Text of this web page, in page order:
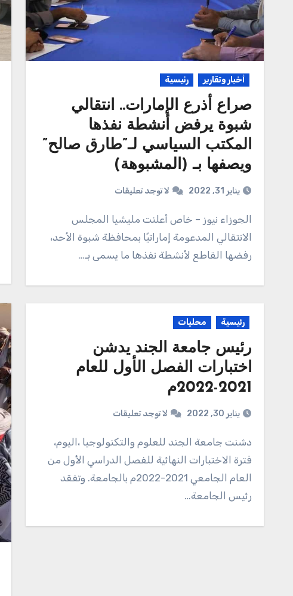
أخبار وتقارير رئيسية
صراع أذرع الإمارات.. انتقالي
شبوة يرفض أنشطة نفذها
المكتب السياسي لـ”طارق صالح”
ويصفها بـ (المشبوهة)
يناير 31, 2022 لا توجد تعليقات
الانتقالي المدعومة إماراتيًا بمحافظة شبوة الأحد،
رفضها القاطع لأنشطة نفذها ما يسمى بـ…
رئيسية محليات
رئيس جامعة الجند يدشن
اختبارات الفصل الأول للعام
2021-2022م
يناير 30, 2022 لا توجد تعليقات
دشنت جامعة الجند للعلوم والتكنولوجيا ،اليوم،
فترة الاختبارات النهائية للفصل الدراسي الأول من
العام الجامعي 2021-2022م بالجامعة. وتفقد
رئيس الجامعة…